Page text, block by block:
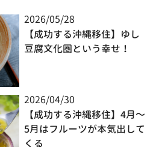
2026/05/28
【成功する沖縄移住】ゆし
豆腐文化圏という幸せ！
2026/04/30
【成功する沖縄移住】4月～
5月はフルーツが本気出して
くる